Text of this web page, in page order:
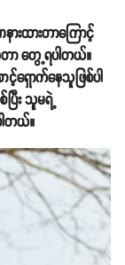
ထားတာကြောင့်
ာ တွေ့ရပါတယ်။
ရှောက်နေသူဖြစ်ပါ
ြီး သူမရဲ့
တယ်။